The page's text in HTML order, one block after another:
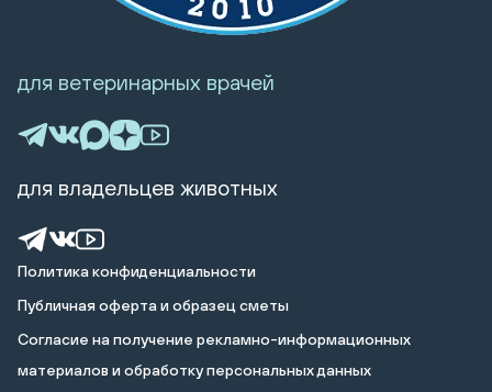
Политика конфиденциальности
Публичная оферта и образец сметы
Cогласие на получение рекламно-информационных
материалов и обработку персональных данных
для ветеринарных врачей
для владельцев животных